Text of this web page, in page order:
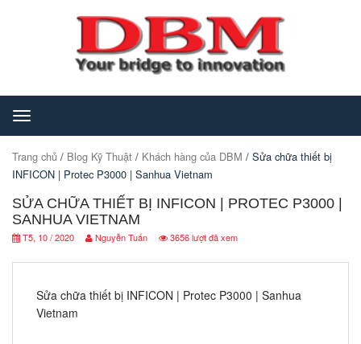
Toggle
navigation
Trang chủ / Blog Kỹ Thuật / Khách hàng của DBM / Sửa chữa thiết bị
INFICON | Protec P3000 | Sanhua Vietnam
SỬA CHỮA THIẾT BỊ INFICON | PROTEC P3000 |
SANHUA VIETNAM
T5, 10 / 2020 Nguyễn Tuấn 3656 lượt đã xem
Sửa chữa thiết bị INFICON | Protec P3000 | Sanhua
Vietnam